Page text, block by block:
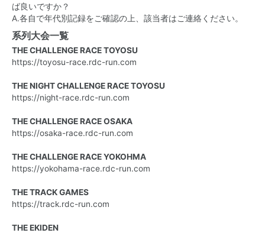
ば良いですか？
A.各自で年代別記録をご確認の上、該当者はご連絡ください。
系列大会一覧
THE CHALLENGE RACE TOYOSU
https://toyosu-race.rdc-run.com
THE NIGHT CHALLENGE RACE TOYOSU
https://night-race.rdc-run.com
THE CHALLENGE RACE OSAKA
https://osaka-race.rdc-run.com
THE CHALLENGE RACE YOKOHMA
https://yokohama-race.rdc-run.com
THE TRACK GAMES
https://track.rdc-run.com
THE EKIDEN